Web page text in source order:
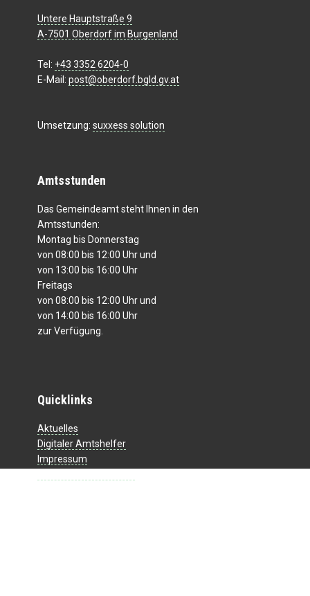
Untere Hauptstraße 9
A-7501 Oberdorf im Burgenland
Tel: +43 3352 6204-0
E-Mail: post@oberdorf.bgld.gv.at
Umsetzung: suxxess solution
Amtsstunden
Das Gemeindeamt steht Ihnen in den
Amtsstunden:
Montag bis Donnerstag
von 08:00 bis 12:00 Uhr und
von 13:00 bis 16:00 Uhr
Freitags
von 08:00 bis 12:00 Uhr und
von 14:00 bis 16:00 Uhr
zur Verfügung.
Quicklinks
Aktuelles
Digitaler Amtshelfer
Impressum